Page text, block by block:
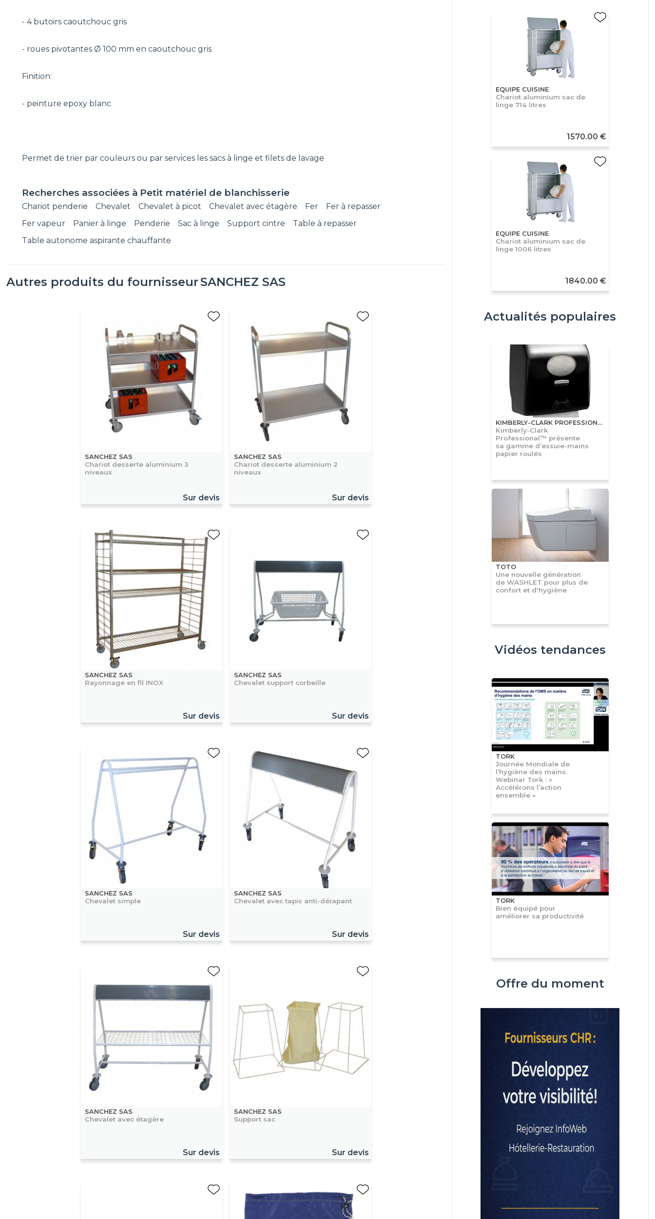
- 4 butoirs caoutchouc gris
- roues pivotantes Ø 100 mm en caoutchouc gris
Finition:
- peinture epoxy blanc
Permet de trier par couleurs ou par services les sacs à linge et filets de lavage
Recherches associées à Petit matériel de blanchisserie
Chariot penderie Chevalet Chevalet à picot Chevalet avec étagère Fer
Fer à repasser
Fer vapeur
Panier à linge Penderie Sac à linge Support cintre
Table à repasser
Table autonome aspirante chauffante
Autres produits du fournisseurSANCHEZ SAS
SANCHEZ SAS
Chariot desserte aluminium 3
niveaux
Sur devis
SANCHEZ SAS
Chariot desserte aluminium 2
niveaux
Sur devis
SANCHEZ SAS
Rayonnage en fil INOX
Sur devis
SANCHEZ SAS
Chevalet support corbeille
Sur devis
SANCHEZ SAS
Chevalet simple
Sur devis
SANCHEZ SAS
Chevalet avec tapis anti-dérapant
Sur devis
SANCHEZ SAS
Chevalet avec étagère
Sur devis
SANCHEZ SAS
Support sac
Sur devis
EQUIPE CUISINE
Chariot aluminium sac de
linge 714 litres
1570.00 €
EQUIPE CUISINE
Chariot aluminium sac de
linge 1006 litres
1840.00 €
Actualités populaires
KIMBERLY-CLARK PROFESSIONAL™
Kimberly-Clark
Professional™ présente
sa gamme d’essuie-mains
papier roulés
TOTO
Une nouvelle génération
de WASHLET pour plus de
confort et d'hygiène
Vidéos tendances
TORK
Journée Mondiale de
l’hygiène des mains.
Webinar Tork : «
Accélérons l’action
ensemble »
TORK
Bien équipé pour
améliorer sa productivité
Offre du moment